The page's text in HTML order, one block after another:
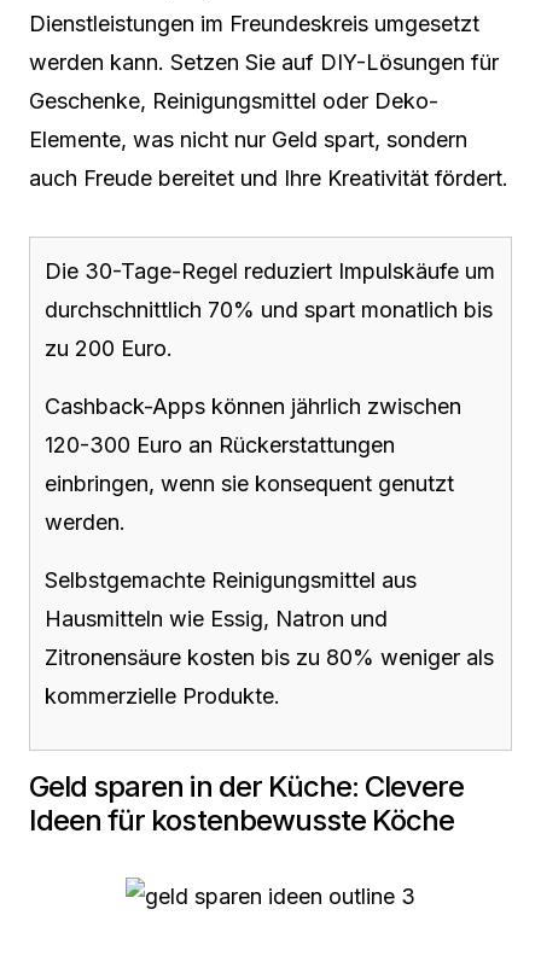
Dienstleistungen im Freundeskreis umgesetzt
werden kann. Setzen Sie auf DIY-Lösungen für
Geschenke, Reinigungsmittel oder Deko-
Elemente, was nicht nur Geld spart, sondern
auch Freude bereitet und Ihre Kreativität fördert.
Die 30-Tage-Regel reduziert Impulskäufe um
durchschnittlich 70% und spart monatlich bis
zu 200 Euro.
Cashback-Apps können jährlich zwischen
120-300 Euro an Rückerstattungen
einbringen, wenn sie konsequent genutzt
werden.
Selbstgemachte Reinigungsmittel aus
Hausmitteln wie Essig, Natron und
Zitronensäure kosten bis zu 80% weniger als
kommerzielle Produkte.
Geld sparen in der Küche: Clevere
Ideen für kostenbewusste Köche